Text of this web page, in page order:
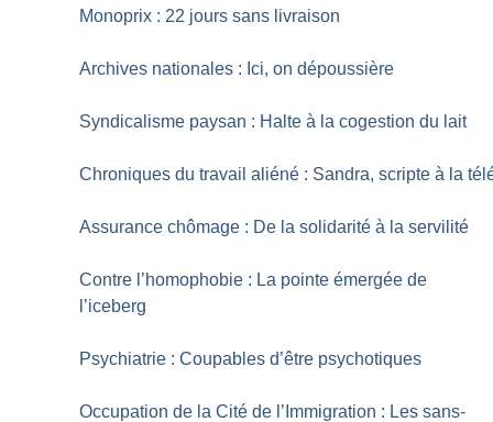
Monoprix : 22 jours sans livraison
Archives nationales : Ici, on dépoussière
Syndicalisme paysan : Halte à la cogestion du lait
Chroniques du travail aliéné : Sandra, scripte à la
Assurance chômage : De la solidarité à la servilité
Contre l’homophobie : La pointe émergée de
l’iceberg
Psychiatrie : Coupables d’être psychotiques
Occupation de la Cité de l’Immigration : Les sans-